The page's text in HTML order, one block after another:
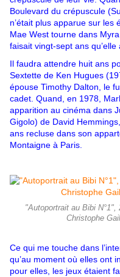
Boulevard du crépuscule
n’était plus apparue sur les
Mae West tourne dans
faisait vingt-sept ans
Il faudra attendre huit ans
Sextette de Ken Hugues
épouse Timothy Dalton, le
cadet. Quand, en 1978,
apparition au cinéma dans
Gigolo) de David
ans recluse dans son
Montaigne à Paris.
"Autoportrait au Bibi
Christophe
Ce qui me touche dans
qu’au moment où elles ont
pour elles, les jeux étaient